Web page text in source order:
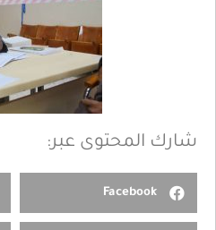
شارك المحتوى عبر:
Facebook